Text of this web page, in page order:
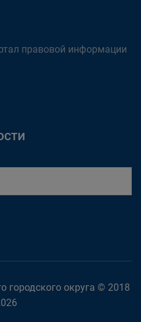
правовой информации
городского округа © 2018